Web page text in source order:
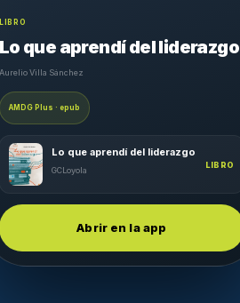
LIBRO
Lo que aprendí del liderazgo
Aurelio Villa Sánchez
AMDG Plus · epub
Lo que aprendí del liderazgo
GCLoyola
LIBRO
Abrir en la app